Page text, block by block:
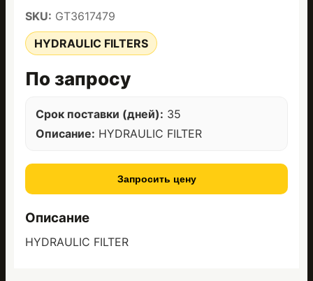
SKU: GT3617479
HYDRAULIC FILTERS
По запросу
Срок поставки (дней): 35
Описание: HYDRAULIC FILTER
Запросить цену
Описание
HYDRAULIC FILTER